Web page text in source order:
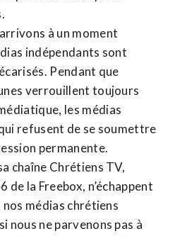
à un moment
indépendants sont
Pendant que
verrouillent toujours
les médias
refusent de se soumettre
permanente.
chaîne Chrétiens TV,
de la Freebox, n’échappent
médias chrétiens
ne parvenons pas à